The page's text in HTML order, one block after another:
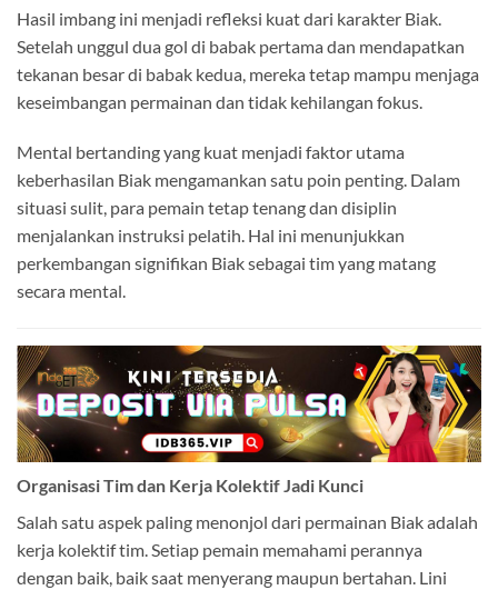
Hasil imbang ini menjadi refleksi kuat dari karakter Biak.
Setelah unggul dua gol di babak pertama dan mendapatkan
tekanan besar di babak kedua, mereka tetap mampu menjaga
keseimbangan permainan dan tidak kehilangan fokus.
Mental bertanding yang kuat menjadi faktor utama
keberhasilan Biak mengamankan satu poin penting. Dalam
situasi sulit, para pemain tetap tenang dan disiplin
menjalankan instruksi pelatih. Hal ini menunjukkan
perkembangan signifikan Biak sebagai tim yang matang
secara mental.
Organisasi Tim dan Kerja Kolektif Jadi Kunci
Salah satu aspek paling menonjol dari permainan Biak adalah
kerja kolektif tim. Setiap pemain memahami perannya
dengan baik, baik saat menyerang maupun bertahan. Lini